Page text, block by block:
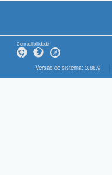
Compatibilidade
Versão do sistema: 3.88.9